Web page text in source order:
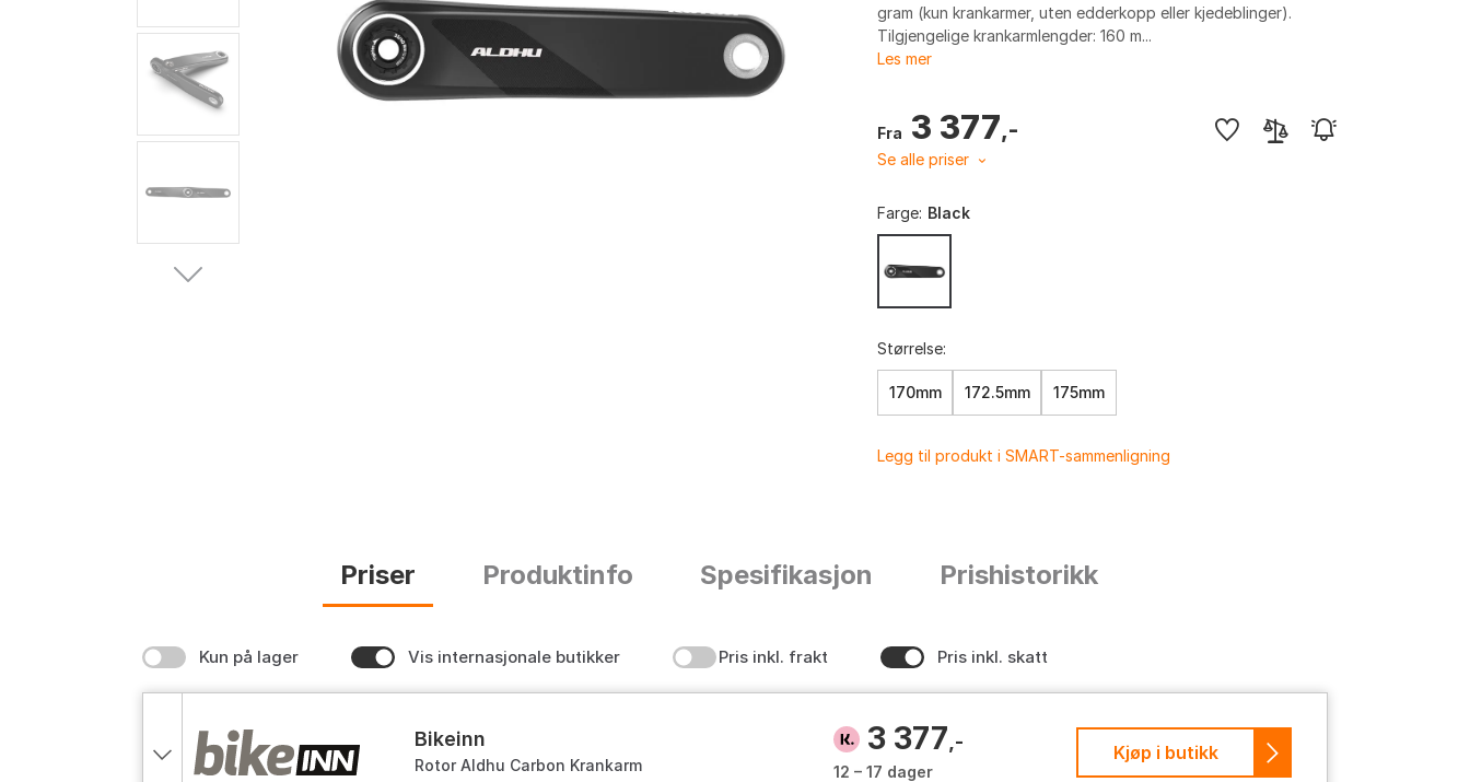
gram (kun krankarmer, uten edderkopp eller kjedeblinger).
Tilgjengelige krankarmlengder: 160 m...
Les mer
Fra 3 377,-
Se alle priser
Farge: Black
Størrelse:
170mm 172.5mm 175mm
Legg til produkt i SMART-sammenligning
Priser Produktinfo Spesifikasjon Prishistorikk
Kun på lager Vis internasjonale butikker Pris inkl. frakt Pris inkl. skatt
bikeinn
Rotor Aldhu Carbon Krankarm
3 377,-
12 – 17 dager
Kjøp i butikk